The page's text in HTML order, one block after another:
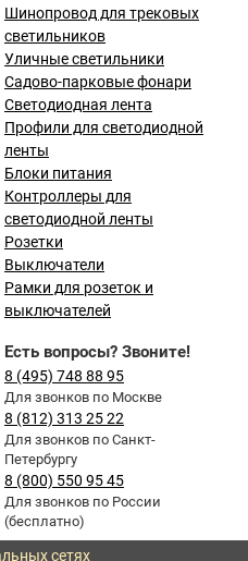
Шинопровод для трековых
светильников
Уличные светильники
Садово-парковые фонари
Светодиодная лента
Профили для светодиодной
ленты
Блоки питания
Контроллеры для
светодиодной ленты
Розетки
Выключатели
Рамки для розеток и
выключателей
Есть вопросы? Звоните!
8 (495) 748 88 95
Для звонков по Москве
8 (812) 313 25 22
Для звонков по Санкт-
Петербургу
8 (800) 550 95 45
Для звонков по России
(бесплатно)
сетях